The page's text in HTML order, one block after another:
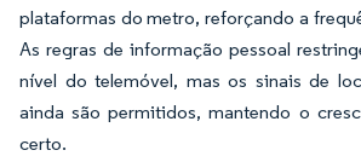
plataformas do metro, reforçando a
As regras de informação pessoal
nível do telemóvel, mas os sinais de
ainda são permitidos, mantendo o
certo.